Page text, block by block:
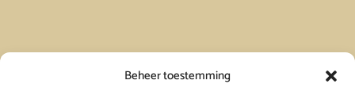
Beheer toestemming